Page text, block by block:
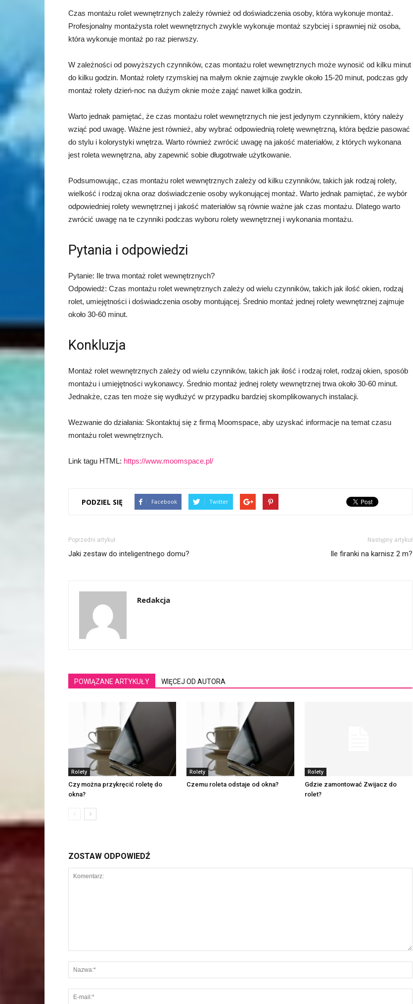
Czas montażu rolet wewnętrznych zależy również od doświadczenia osoby, która wykonuje montaż.
Profesjonalny montażysta rolet wewnętrznych zwykle wykonuje montaż szybciej i sprawniej niż osoba,
która wykonuje montaż po raz pierwszy.
W zależności od powyższych czynników, czas montażu rolet wewnętrznych może wynosić od kilku minut
do kilku godzin. Montaż rolety rzymskiej na małym oknie zajmuje zwykle około 15-20 minut, podczas gdy
montaż rolety dzień-noc na dużym oknie może zająć nawet kilka godzin.
Warto jednak pamiętać, że czas montażu rolet wewnętrznych nie jest jedynym czynnikiem, który należy
wziąć pod uwagę. Ważne jest również, aby wybrać odpowiednią roletę wewnętrzną, która będzie pasować
do stylu i kolorystyki wnętrza. Warto również zwrócić uwagę na jakość materiałów, z których wykonana
jest roleta wewnętrzna, aby zapewnić sobie długotrwałe użytkowanie.
Podsumowując, czas montażu rolet wewnętrznych zależy od kilku czynników, takich jak rodzaj rolety,
wielkość i rodzaj okna oraz doświadczenie osoby wykonującej montaż. Warto jednak pamiętać, że wybór
odpowiedniej rolety wewnętrznej i jakość materiałów są równie ważne jak czas montażu. Dlatego warto
zwrócić uwagę na te czynniki podczas wyboru rolety wewnętrznej i wykonania montażu.
Pytania i odpowiedzi
Pytanie: Ile trwa montaż rolet wewnętrznych?
Odpowiedź: Czas montażu rolet wewnętrznych zależy od wielu czynników, takich jak ilość okien, rodzaj
rolet, umiejętności i doświadczenia osoby montującej. Średnio montaż jednej rolety wewnętrznej zajmuje
około 30-60 minut.
Konkluzja
Montaż rolet wewnętrznych zależy od wielu czynników, takich jak ilość i rodzaj rolet, rodzaj okien, sposób
montażu i umiejętności wykonawcy. Średnio montaż jednej rolety wewnętrznej trwa około 30-60 minut.
Jednakże, czas ten może się wydłużyć w przypadku bardziej skomplikowanych instalacji.
Wezwanie do działania: Skontaktuj się z firmą Moomspace, aby uzyskać informacje na temat czasu
montażu rolet wewnętrznych.
Link tagu HTML: https://www.moomspace.pl/
PODZIEL SIĘ Facebook Twitter
Poprzedni artykuł
Jaki zestaw do inteligentnego domu?
Następny artykuł
Ile firanki na karnisz 2 m?
Redakcja
POWIĄZANE ARTYKUŁY WIĘCEJ OD AUTORA
Rolety
Czy można przykręcić roletę do
okna?
Rolety
Czemu roleta odstaje od okna?
Rolety
Gdzie zamontować Zwijacz do
rolet?
ZOSTAW ODPOWIEDŹ